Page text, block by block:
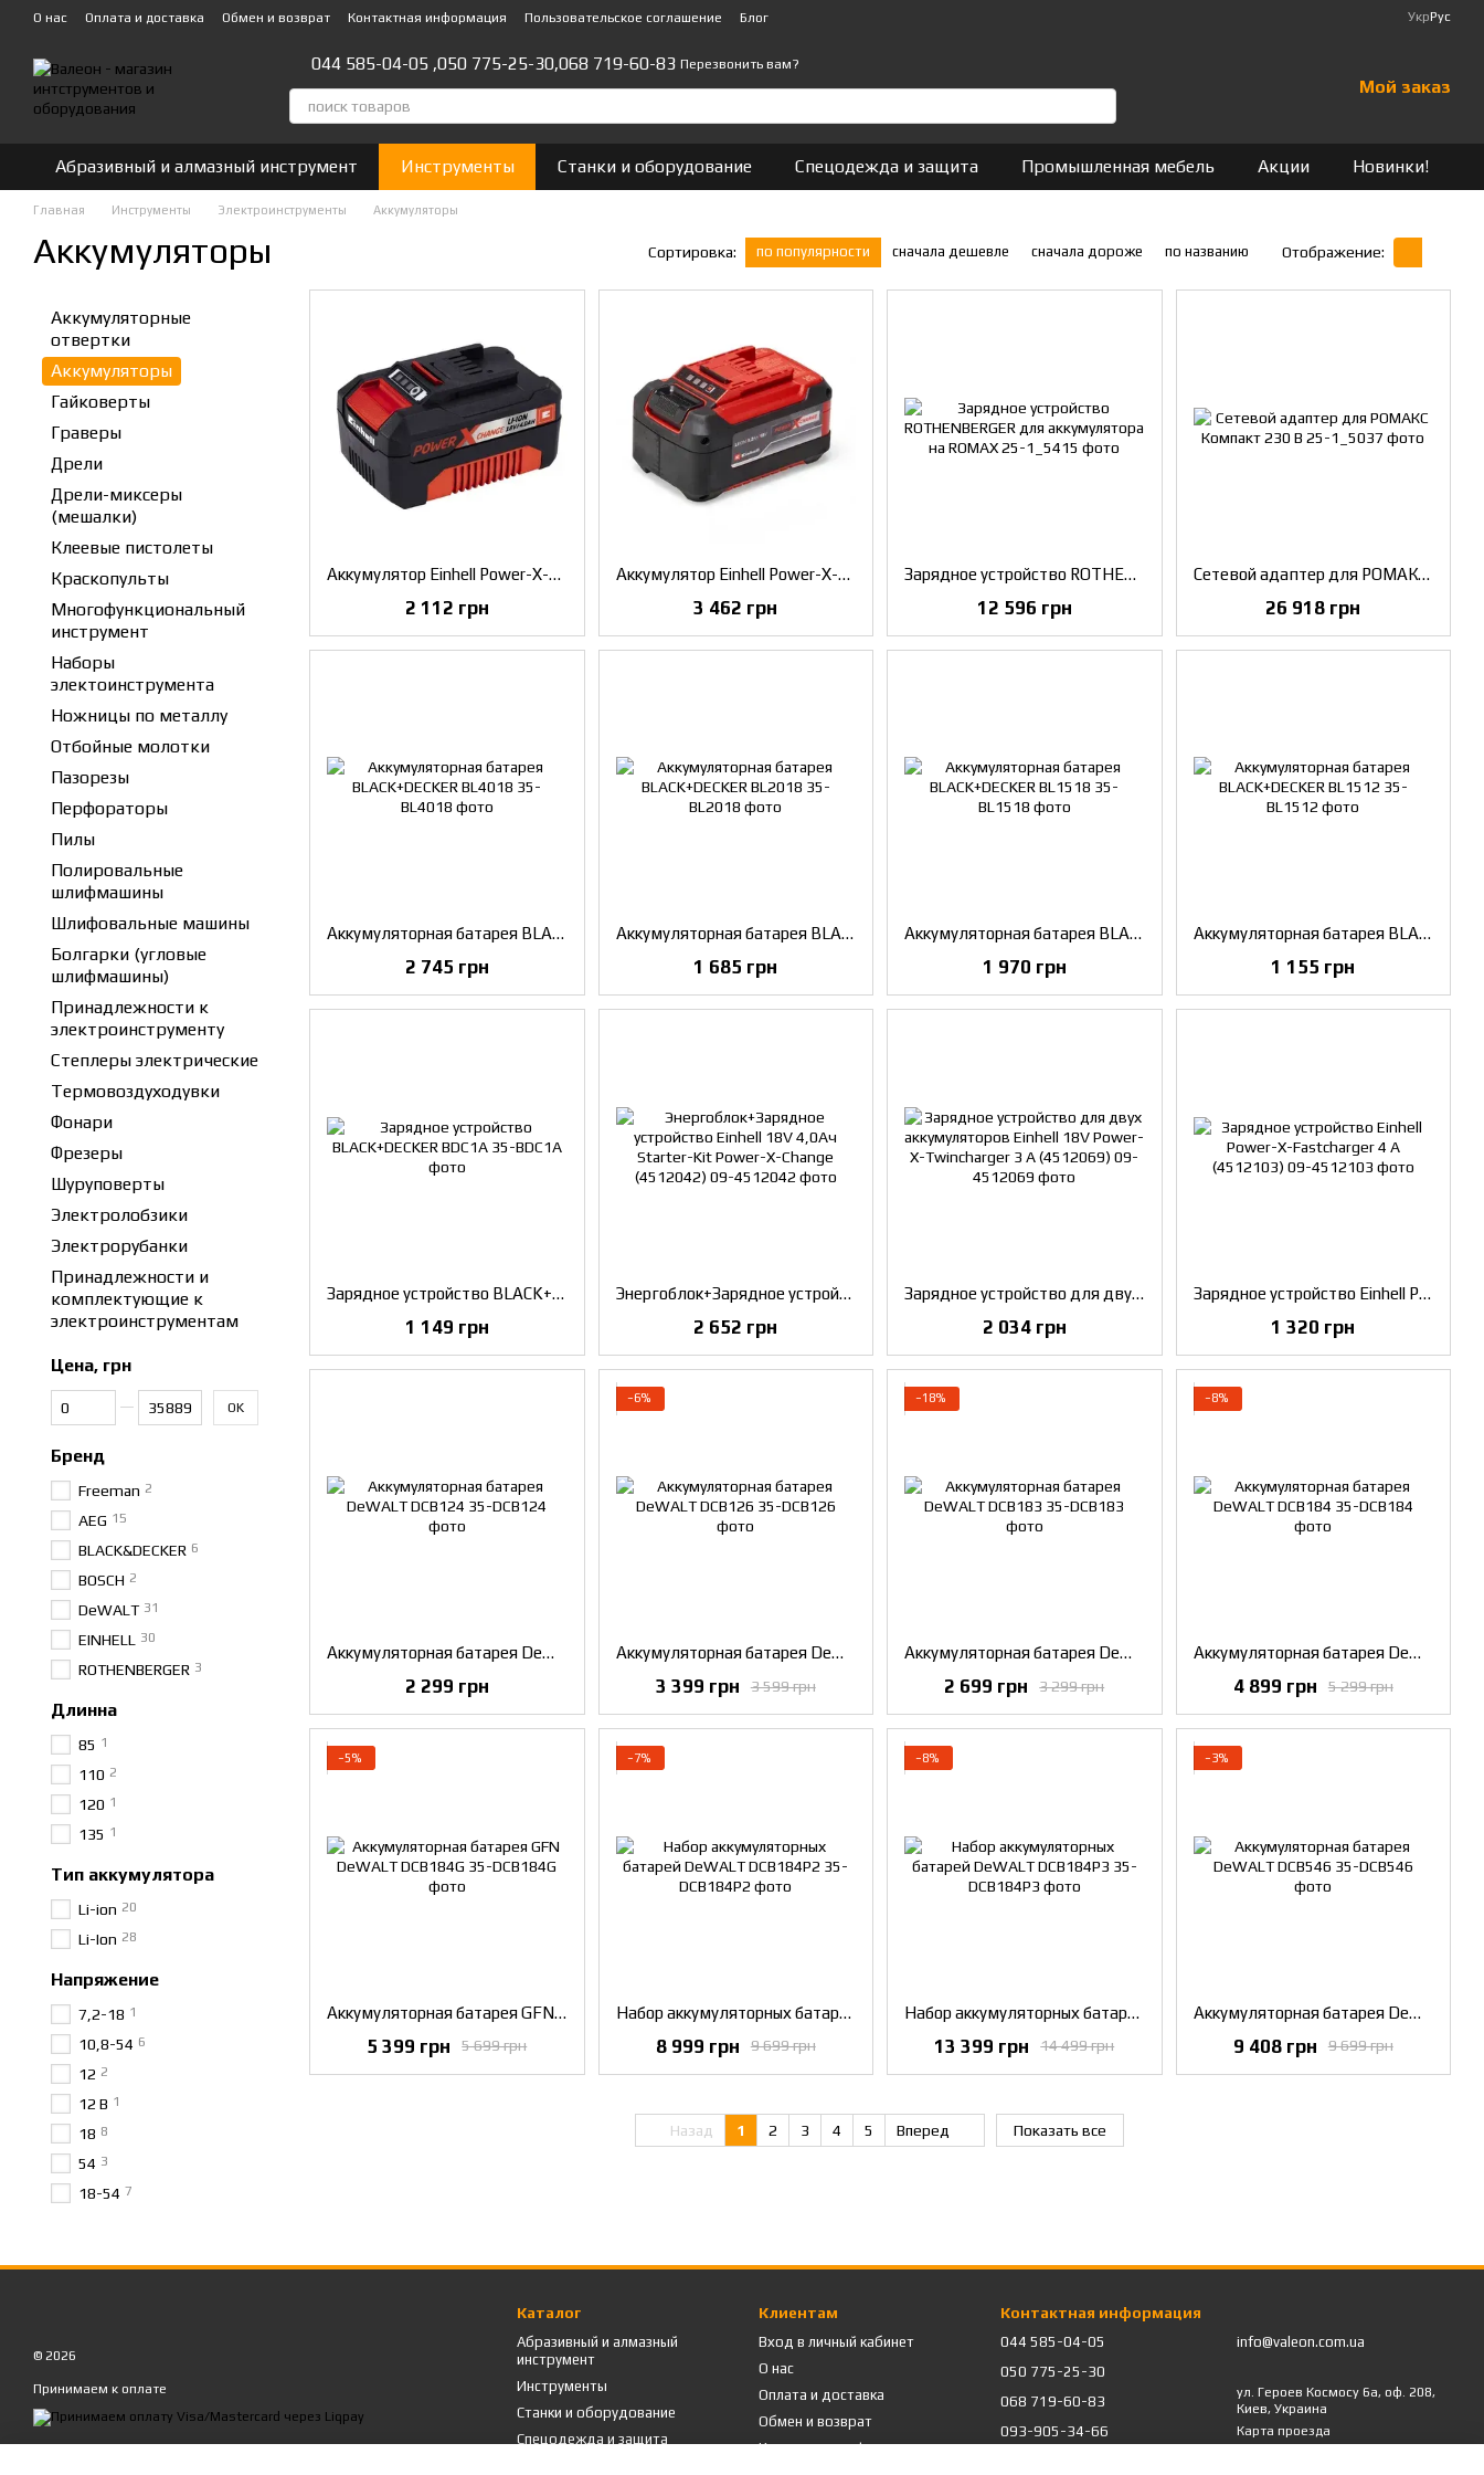
Перейти к основному контенту
О нас Оплата и доставка Обмен и возврат Контактная информация Пользовательское соглашение Блог УкрРус
044 585-04-05 ,050 775-25-30,068 719-60-83 Перезвонить вам?
Мой заказ
Абразивный и алмазный инструмент Инструменты Станки и оборудование Спецодежда и защита Промышленная мебель Акции Новинки!
Главная Инструменты Электроинструменты Аккумуляторы
Аккумуляторы Сортировка: по популярности сначала дешевле сначала дороже по названию Отображение:
Аккумулятор Einhell Power-X-Change 18V 4,0 Ah (4511396)
2 112 грн
Аккумулятор Einhell Power-X-Change Plus 18V 5,2 Ah (4511437)
3 462 грн
Зарядное устройство ROTHENBERGER для аккумулятора на ROMAX
12 596 грн
Сетевой адаптер для РОМАКС Компакт 230 В
26 918 грн
Аккумуляторная батарея BLACK+DECKER BL4018
2 745 грн
Аккумуляторная батарея BLACK+DECKER BL2018
1 685 грн
Аккумуляторная батарея BLACK+DECKER BL1518
1 970 грн
Аккумуляторная батарея BLACK+DECKER BL1512
1 155 грн
Зарядное устройство BLACK+DECKER BDC1A
1 149 грн
Энергоблок+Зарядное устройство Einhell 18V 4,0Ач Starter-Kit Power-X-Change (4512042)
2 652 грн
Зарядное устройство для двух аккумуляторов Einhell 18V Power-X-Twincharger 3 A (4512069)
2 034 грн
Зарядное устройство Einhell Power-X-Fastcharger 4 A (4512103)
1 320 грн
Аккумуляторная батарея DeWALT DCB124
2 299 грн
−6%
Аккумуляторная батарея DeWALT DCB126
3 599 грн
3 399 грн
−18%
Аккумуляторная батарея DeWALT DCB183
3 299 грн
2 699 грн
−8%
Аккумуляторная батарея DeWALT DCB184
5 299 грн
4 899 грн
−5%
Аккумуляторная батарея GFN DeWALT DCB184G
5 699 грн
5 399 грн
−7%
Набор аккумуляторных батарей DeWALT DCB184P2
9 699 грн
8 999 грн
−8%
Набор аккумуляторных батарей DeWALT DCB184P3
14 499 грн
13 399 грн
−3%
Аккумуляторная батарея DeWALT DCB546
9 699 грн
9 408 грн
Назад 1 2 3 4 5 Вперед Показать все
Аккумуляторные
отвертки
Аккумуляторы
Гайковерты
Граверы
Дрели
Дрели-миксеры
(мешалки)
Клеевые пистолеты
Краскопульты
Многофункциональный
инструмент
Наборы
электоинструмента
Ножницы по металлу
Отбойные молотки
Пазорезы
Перфораторы
Пилы
Полировальные
шлифмашины
Шлифовальные машины
Болгарки (угловые
шлифмашины)
Принадлежности к
электроинструменту
Степлеры электрические
Термовоздуходувки
Фонари
Фрезеры
Шуруповерты
Электролобзики
Электрорубанки
Принадлежности и
комплектующие к
электроинструментам
Цена, грн
OK
Бренд
Freeman 2
AEG 15
BLACK&DECKER 6
BOSCH 2
DeWALT 31
EINHELL 30
ROTHENBERGER 3
Длинна
85 1
110 2
120 1
135 1
Тип аккумулятора
Li-ion 20
Li-Ion 28
Напряжение
7,2-18 1
10,8-54 6
12 2
12 В 1
18 8
54 3
18-54 7
© 2026
Принимаем к оплате
Каталог
Абразивный и алмазный
инструмент
Инструменты
Станки и оборудование
Спецодежда и защита
Клиентам
Вход в личный кабинет
О нас
Оплата и доставка
Обмен и возврат
Контактная информация
Контактная информация
044 585-04-05
050 775-25-30
068 719-60-83
093-905-34-66
info@valeon.com.ua
ул. Героев Космосу 6а, оф. 208,
Киев, Украина
Карта проезда